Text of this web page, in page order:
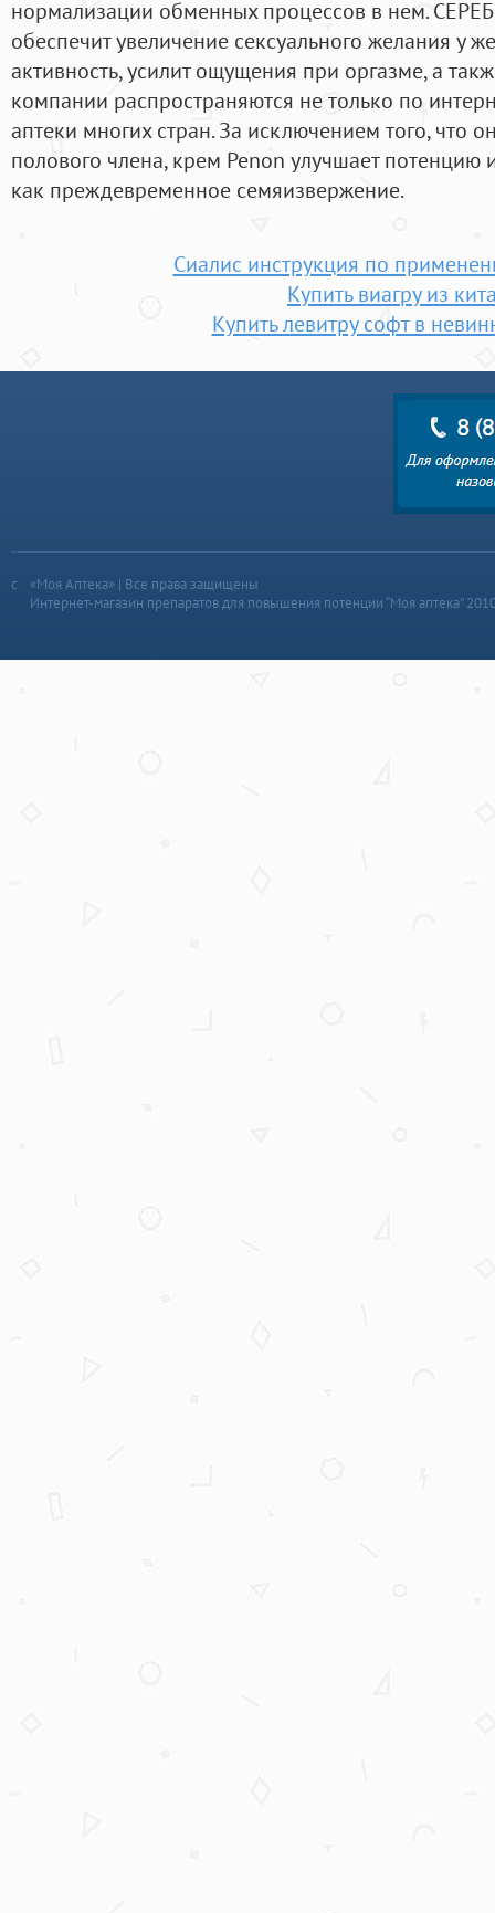
нормализации обменных процессов в нем.
обеспечит увеличение сексуального желания у
активность, усилит ощущения при оргазме, а
компании распространяются не только по
аптеки многих стран. За исключением того, что
полового члена, крем Penon улучшает потенцию
как преждевременное семяизвержение.
Сиалис инструкция по
Купить виагру из
Купить левитру софт в
«Моя Аптека» | Все права защищены
Интернет-магазин препаратов для повышения потенции “Моя аптека”